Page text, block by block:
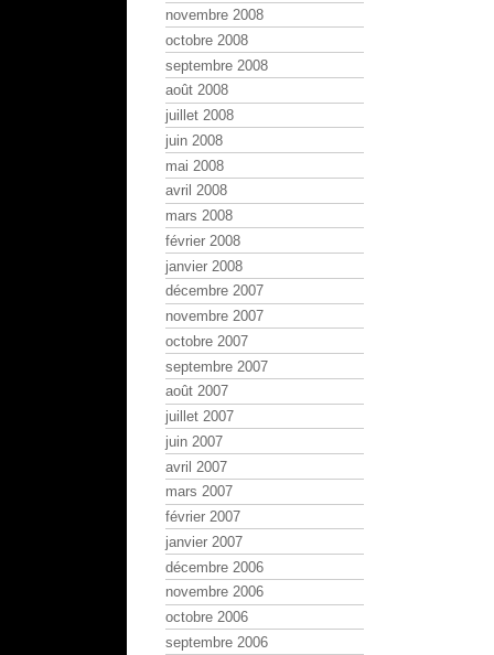
novembre 2008
octobre 2008
septembre 2008
août 2008
juillet 2008
juin 2008
mai 2008
avril 2008
mars 2008
février 2008
janvier 2008
décembre 2007
novembre 2007
octobre 2007
septembre 2007
août 2007
juillet 2007
juin 2007
avril 2007
mars 2007
février 2007
janvier 2007
décembre 2006
novembre 2006
octobre 2006
septembre 2006